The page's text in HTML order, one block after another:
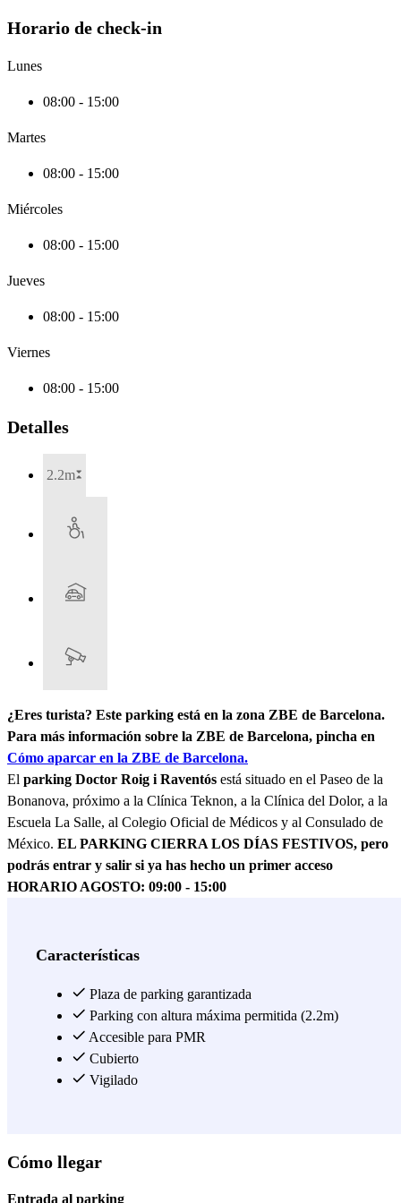
Horario de check-in
Lunes
08:00 - 15:00
Martes
08:00 - 15:00
Miércoles
08:00 - 15:00
Jueves
08:00 - 15:00
Viernes
08:00 - 15:00
Detalles
2.2m
¿Eres turista? Este parking está en la zona ZBE de Barcelona.
Para más información sobre la ZBE de Barcelona, pincha en
Cómo aparcar en la ZBE de Barcelona.
El parking Doctor Roig i Raventós está situado en el Paseo de la
Bonanova, próximo a la Clínica Teknon, a la Clínica del Dolor, a la
Escuela La Salle, al Colegio Oficial de Médicos y al Consulado de
México. EL PARKING CIERRA LOS DÍAS FESTIVOS, pero
podrás entrar y salir si ya has hecho un primer acceso
HORARIO AGOSTO: 09:00 - 15:00
Características
Plaza de parking garantizada
Parking con altura máxima permitida (2.2m)
Accesible para PMR
Cubierto
Vigilado
Cómo llegar
Entrada al parking